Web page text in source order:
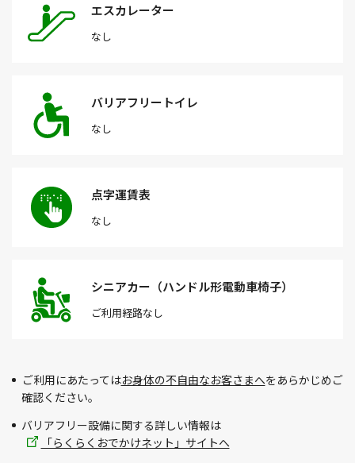
エスカレーター
なし
バリアフリートイレ
なし
点字運賃表
なし
シニアカー（ハンドル形電動車椅子）
ご利用経路なし
ご利用にあたってはお身体の不自由なお客さまへをあらかじめご
確認ください。
バリアフリー設備に関する詳しい情報は
「らくらくおでかけネット」サイトへ